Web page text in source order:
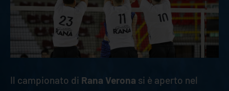
Il campionato di Rana Verona si è aperto nel